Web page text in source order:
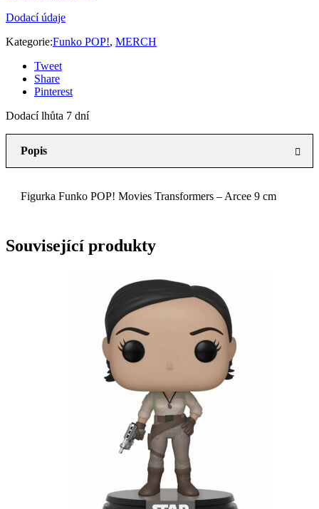
Dodací údaje
Kategorie:Funko POP!, MERCH
Tweet
Share
Pinterest
Dodací lhůta 7 dní
Popis
Figurka Funko POP! Movies Transformers – Arcee 9 cm
Související produkty